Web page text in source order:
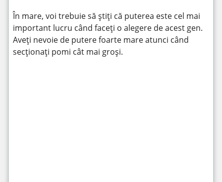
În mare, voi trebuie să știți că puterea este cel mai
important lucru când faceți o alegere de acest gen.
Aveți nevoie de putere foarte mare atunci când
secționați pomi cât mai groși.